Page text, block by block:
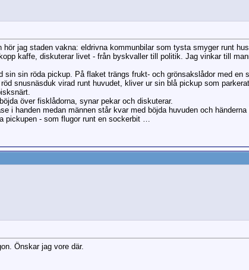
jag staden vakna: eldrivna kommunbilar som tysta smyger runt
kaffe, diskuterar livet - från byskvaller till politik. Jag vinkar till
sin sin röda pickup. På flaket trängs frukt- och grönsakslådor med en
snusnäsduk virad runt huvudet, kliver ur sin blå pickup som
över fisklådorna, synar pekar och diskuterar.
i handen medan männen står kvar med böjda huvuden och
pickupen - som flugor runt en sockerbit …
Önskar jag vore där.